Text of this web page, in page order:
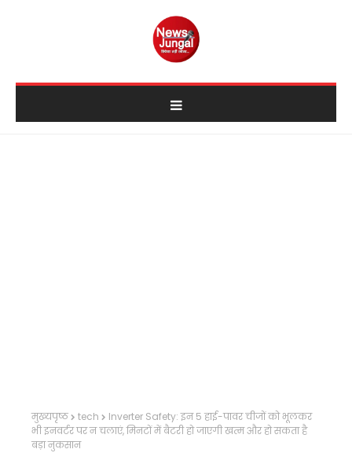
मुख्यपृष्ठ tech
Inverter Safety: इन 5 हाई-पावर चीजों को भूलकर
भी इनवर्टर पर न चलाएं, मिनटों में बैटरी हो जाएगी खत्म और हो सकता है
बड़ा नुकसान